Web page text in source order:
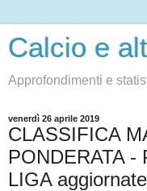
Calcio e
Approfondimenti e
venerdì 26 aprile 2019
CLASSIFICA
PONDERATA -
LIGA